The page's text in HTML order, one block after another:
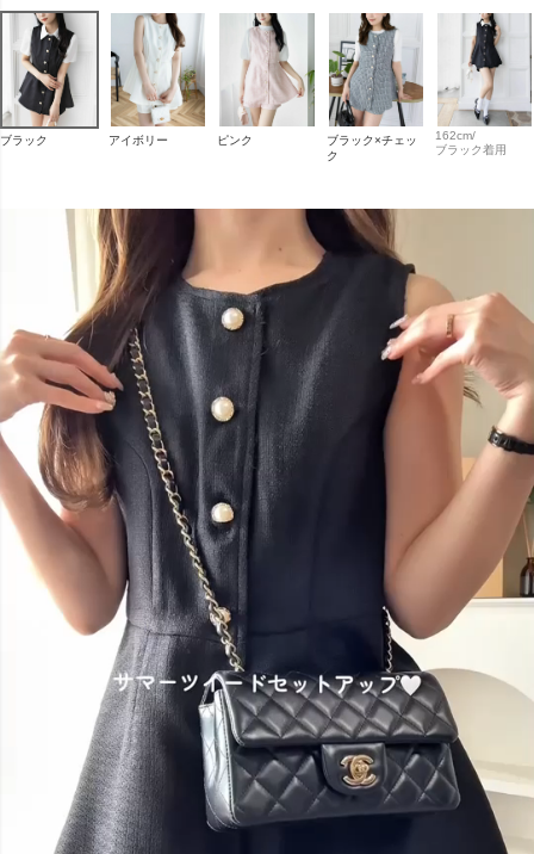
ブラック アイボリー ピンク
ブラック×チェッ
ク
162cm/
ブラック着用